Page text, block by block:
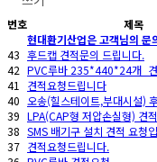
번호 제목
현대환기산업은 고객님의 문
43 후드캡 견적문의 드립니다.
42 PVC루바 235*440*24개_
41
견적요청드립니다
40 오송(힐스테이트,부대시설)
39 LPA(CAP형 저압손실형) 견
38 SMS 배기구 설치 견적 요청
37 견적요청드립니다.